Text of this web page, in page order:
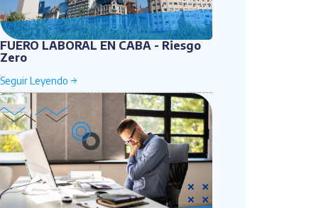
FUERO LABORAL EN CABA - Riesgo
Zero